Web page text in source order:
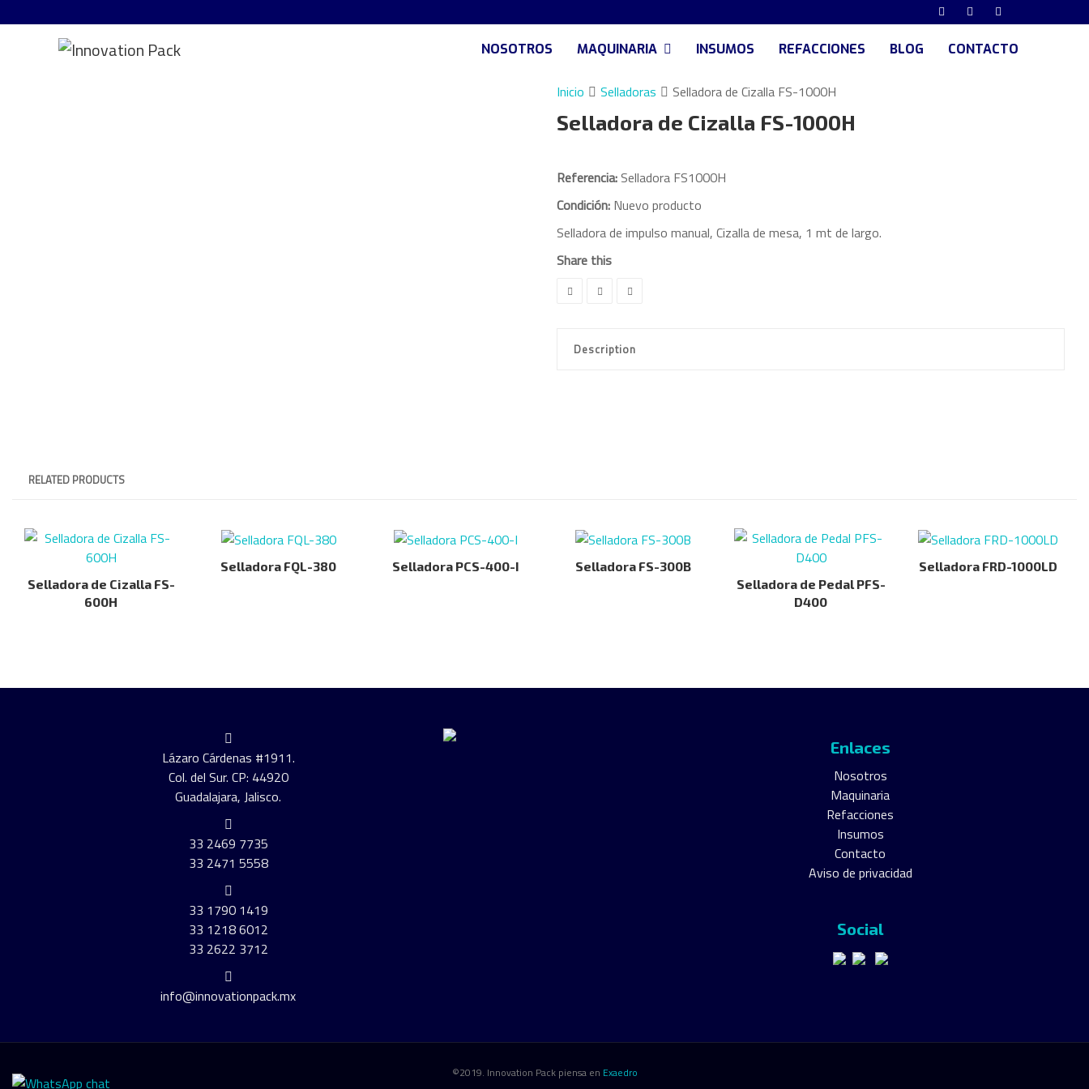
NOSOTROS MAQUINARIA INSUMOS REFACCIONES BLOG CONTACTO
Inicio Selladoras Selladora de Cizalla FS-1000H
Selladora de Cizalla FS-1000H
Referencia: Selladora FS1000H
Condición: Nuevo producto
Selladora de impulso manual, Cizalla de mesa, 1 mt de largo.
Share this
Description
RELATED PRODUCTS
Selladora de Cizalla FS-
600H
Selladora FQL-380 Selladora PCS-400-I
Selladora FS-300B
Selladora de Pedal PFS-
D400
Selladora FRD-1000LD
Lázaro Cárdenas #1911.
Col. del Sur. CP: 44920
Guadalajara, Jalisco.
33 2469 7735
33 2471 5558
33 1790 1419
33 1218 6012
33 2622 3712
info@innovationpack.mx
Enlaces
Nosotros
Maquinaria
Refacciones
Insumos
Contacto
Aviso de privacidad
Social
©2019. Innovation Pack piensa en Exaedro